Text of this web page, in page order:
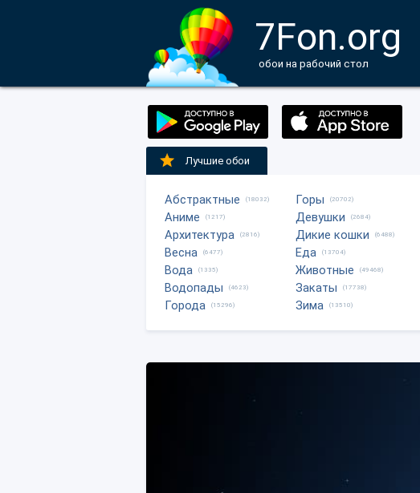
7Fon.org
обои на рабочий стол
Лучшие обои
Абстрактные (18032)
Аниме (1217)
Архитектура (2816)
Весна (6477)
Вода (1335)
Водопады (4623)
Города (15296)
Горы (20702)
Девушки (2684)
Дикие кошки (6488)
Еда (13704)
Животные (49468)
Закаты (17738)
Зима (13510)